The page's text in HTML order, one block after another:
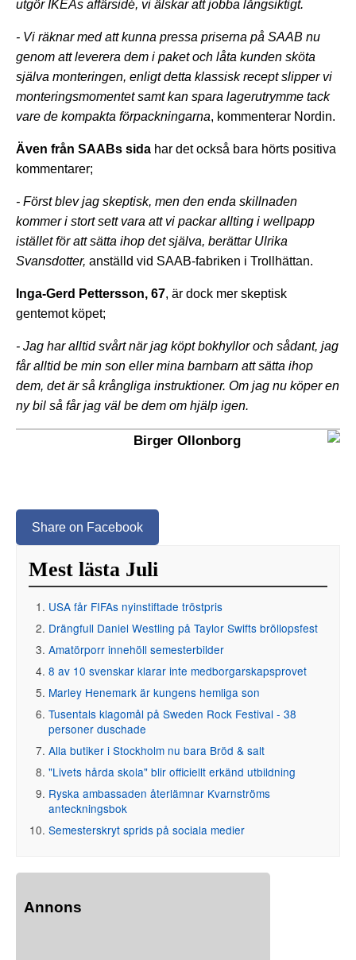
utgör IKEAs affärsidé, vi älskar att jobba långsiktigt.
- Vi räknar med att kunna pressa priserna på SAAB nu
genom att leverera dem i paket och låta kunden sköta
själva monteringen, enligt detta klassisk recept slipper vi
monteringsmomentet samt kan spara lagerutrymme tack
vare de kompakta förpackningarna, kommenterar Nordin.
Även från SAABs sida har det också bara hörts positiva
kommentarer;
- Först blev jag skeptisk, men den enda skillnaden
kommer i stort sett vara att vi packar allting i wellpapp
istället för att sätta ihop det själva, berättar Ulrika
Svansdotter, anställd vid SAAB-fabriken i Trollhättan.
Inga-Gerd Pettersson, 67, är dock mer skeptisk
gentemot köpet;
- Jag har alltid svårt när jag köpt bokhyllor och sådant, jag
får alltid be min son eller mina barnbarn att sätta ihop
dem, det är så krångliga instruktioner. Om jag nu köper en
ny bil så får jag väl be dem om hjälp igen.
Birger Ollonborg
Share on Facebook
Mest lästa Juli
USA får FIFAs nyinstiftade tröstpris
Drängfull Daniel Westling på Taylor Swifts bröllopsfest
Amatörporr innehöll semesterbilder
8 av 10 svenskar klarar inte medborgarskapsprovet
Marley Henemark är kungens hemliga son
Tusentals klagomål på Sweden Rock Festival - 38
personer duschade
Alla butiker i Stockholm nu bara Bröd & salt
"Livets hårda skola" blir officiellt erkänd utbildning
Ryska ambassaden återlämnar Kvarnströms
anteckningsbok
Semesterskryt sprids på sociala medier
Annons